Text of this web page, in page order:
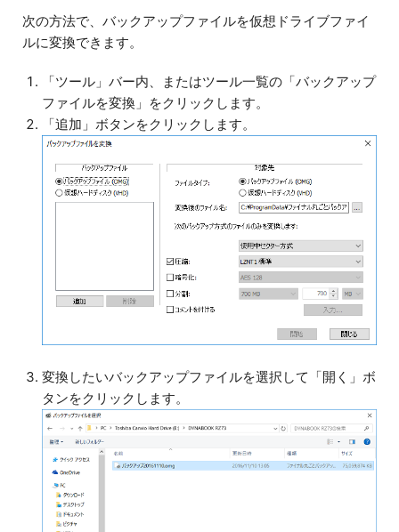
次の方法で、バックアップファイルを仮想ドライブファイ
ルに変換できます。
「ツール」バー内、またはツール一覧の「バックアップ
ファイルを変換」をクリックします。
「追加」ボタンをクリックします。
変換したいバックアップファイルを選択して「開く」ボ
タンをクリックします。